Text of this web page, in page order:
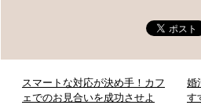
スマートな対応が決め手！カフ
ェでのお見合いを成功させよ
婚
す